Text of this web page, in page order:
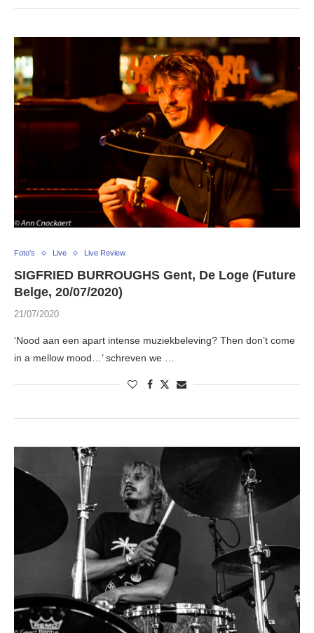
Foto's Live Live Review
SIGFRIED BURROUGHS Gent, De Loge (Future
Belge, 20/07/2020)
21/07/2020
‘Nood aan een apart intense muziekbeleving? Then don’t come
in a mellow mood…’ schreven we …